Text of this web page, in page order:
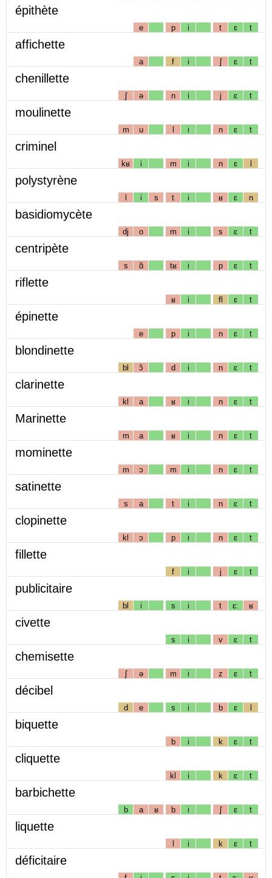
épithète
e p i t ɛ t
affichette
a f i ʃ ɛ t
chenillette
ʃ ə n i j ɛ t
moulinette
m u l i n ɛ t
criminel
kʁ i m i n ɛ l
polystyrène
l i s t i ʁ ɛ n
basidiomycète
dj o m i s ɛ t
centripète
s ɑ̃ tʁ i p ɛ t
riflette
ʁ i fl ɛ t
épinette
e p i n ɛ t
blondinette
bl ɔ̃ d i n ɛ t
clarinette
kl a ʁ i n ɛ t
Marinette
m a ʁ i n ɛ t
mominette
m ɔ m i n ɛ t
satinette
s a t i n ɛ t
clopinette
kl ɔ p i n ɛ t
fillette
f i j ɛ t
publicitaire
bl i s i t ɛː ʁ
civette
s i v ɛ t
chemisette
ʃ ə m i z ɛ t
décibel
d e s i b ɛ l
biquette
b i k ɛ t
cliquette
kl i k ɛ t
barbichette
b a ʁ b i ʃ ɛ t
liquette
l i k ɛ t
déficitaire